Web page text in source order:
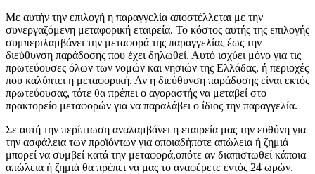
Με αυτήν την επιλογή η παραγγελία αποστέλλεται με την
συνεργαζόμενη μεταφορική εταιρεία. Το κόστος αυτής της επιλογής
συμπεριλαμβάνει την μεταφορά της παραγγελίας έως την
διεύθυνση παράδοσης που έχει δηλωθεί. Αυτό ισχύει μόνο για τις
πρωτεύουσες όλων των νομών και νησιών της Ελλάδας, ή περιοχές
που καλύπτει η μεταφορική. Αν η διεύθυνση παράδοσης είναι εκτός
πρωτεύουσας, τότε θα πρέπει ο αγοραστής να μεταβεί στο
πρακτορείο μεταφορών για να παραλάβει ο ίδιος την παραγγελία.
Σε αυτή την περίπτωση αναλαμβάνει η εταιρεία μας την ευθύνη για
την ασφάλεια των προϊόντων για οποιαδήποτε απώλεια ή ζημιά
μπορεί να συμβεί κατά την μεταφορά,οπότε αν διαπιστωθεί κάποια
απώλεια ή ζημιά θα πρέπει να μας το αναφέρετε εντός 24 ωρών.